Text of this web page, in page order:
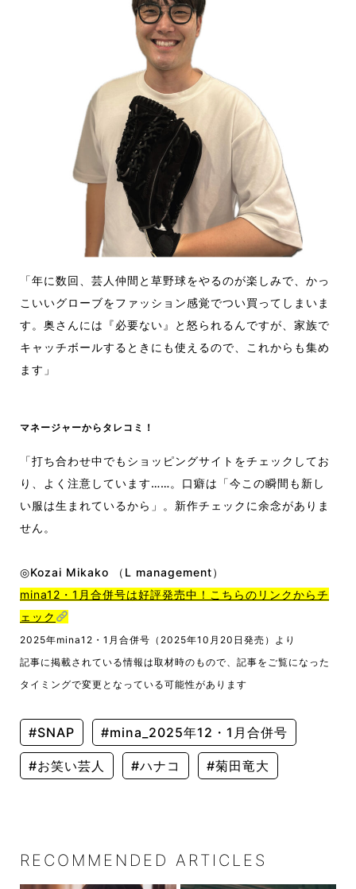
「年に数回、芸人仲間と草野球をやるのが楽しみで、かっ
こいいグローブをファッション感覚でつい買ってしまいま
す。奥さんには『必要ない』と怒られるんですが、家族で
キャッチボールするときにも使えるので、これからも集め
ます」
マネージャーからタレコミ！
「打ち合わせ中でもショッピングサイトをチェックしてお
り、よく注意しています……。口癖は「今この瞬間も新し
い服は生まれているから」。新作チェックに余念がありま
せん。
◎Kozai Mikako （L management）
mina12・1月合併号は好評発売中！こちらのリンクからチ
ェック
2025年mina12・1月合併号 （2025年10月20日発売） より
記事に掲載されている情報は取材時のもので、記事をご覧になった
タイミングで変更となっている可能性があります
#SNAP #mina_2025年12・1月合併号
#お笑い芸人 #ハナコ #菊田竜大
RECOMMENDED ARTICLES